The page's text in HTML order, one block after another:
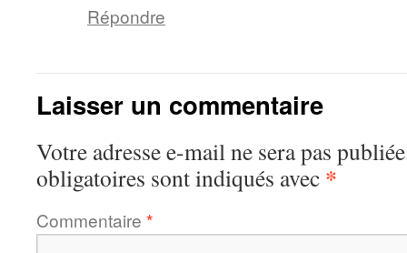
Répondre
Laisser un commentaire
Votre adresse e-mail ne sera pas
obligatoires sont indiqués avec *
Commentaire *